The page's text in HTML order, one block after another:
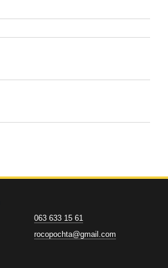
063 633 15 61
rocopochta@gmail.com